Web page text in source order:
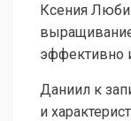
Ксения
эффективно
Даниил к
и